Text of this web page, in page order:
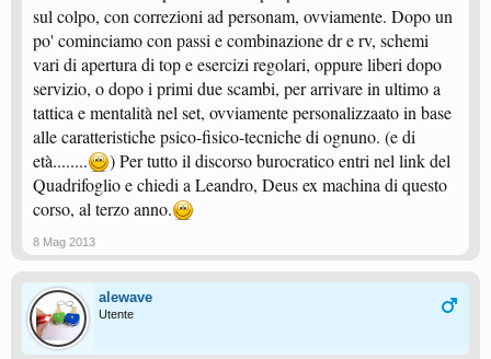
sul colpo, con correzioni ad personam, ovviamente. Dopo un
po' cominciamo con passi e combinazione dr e rv, schemi
vari di apertura di top e esercizi regolari, oppure liberi dopo
servizio, o dopo i primi due scambi, per arrivare in ultimo a
tattica e mentalità nel set, ovviamente personalizzaato in base
alle caratteristiche psico-fisico-tecniche di ognuno. (e di
età........
) Per tutto il discorso burocratico entri nel link del
Quadrifoglio e chiedi a Leandro, Deus ex machina di questo
corso, al terzo anno.
8 Mag 2013
alewave
Utente